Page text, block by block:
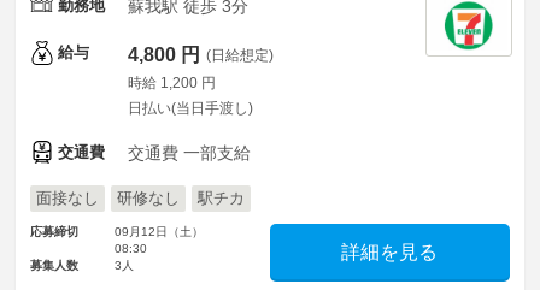
勤務地 蘇我駅 徒歩 3分
給与 4,800 円 (日給想定)
時給 1,200 円
日払い(当日手渡し)
交通費 交通費 一部支給
面接なし 研修なし 駅チカ
応募締切
09月12日（土）
08:30
募集人数
3人
詳細を見る